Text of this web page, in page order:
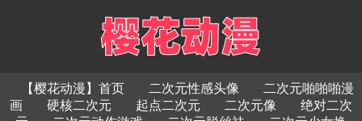
【樱花动漫】首页 二次元性感头像
二次元啪啪啪漫
画
硬核二次元 起点二次元 二次元像
绝对二次